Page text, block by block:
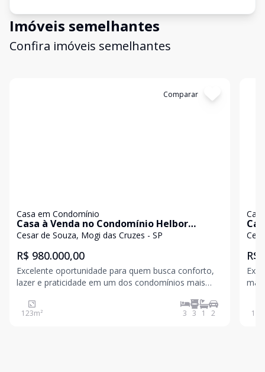
Imóveis semelhantes
Confira imóveis semelhantes
Comparar
Casa em Condomínio
Casa à Venda no Condomínio Helbor
Ipoema - Mogi das Cruzes.
Cesar de Souza, Mogi das Cruzes - SP
R$ 980.000,00
Excelente oportunidade para quem busca conforto,
lazer e praticidade em um dos condomínios mais
imóvel: 123 m² de área construída Quintal com otimo
espaço gourmet. 3 dormitórios, sendo 1 suíte com c
123m² 3 3 1 2
R$
mais
100